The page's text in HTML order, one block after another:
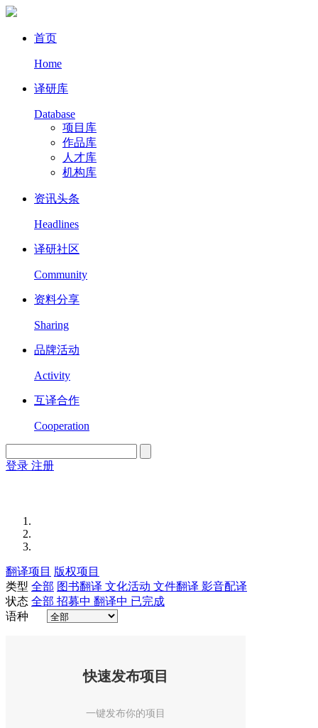
首页
Home
译研库
Database
项目库
作品库
人才库
机构库
资讯头条
Headlines
译研社区
Community
资料分享
Sharing
品牌活动
Activity
互译合作
Cooperation
登录 注册
翻译项目 版权项目
类型 全部 图书翻译 文化活动 文件翻译 影音配译
状态 全部 招募中 翻译中 已完成
语种
快速发布项目
一键发布你的项目